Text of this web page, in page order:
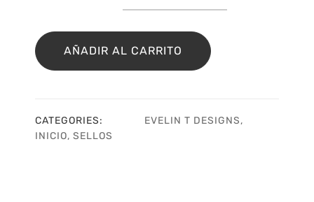
Art
Designs
cantidad
AÑADIR AL CARRITO
CATEGORIES: EVELIN T DESIGNS,
INICIO, SELLOS